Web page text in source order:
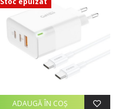
ADAUGĂ ÎN COŞ